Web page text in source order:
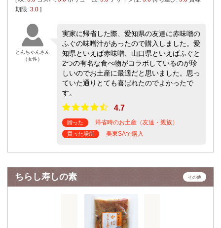
期限: 3.0 ]
とんちゃんさん
（女性）
実家に帰省した際、愛知県の友達に赤味噌の
ふぐの味噌汁があったので購入しました。愛
知県といえば赤味噌、山口県といえばふぐと
2つの有名な食べ物がコラボしているのが珍
しいのでお土産に最適だと思いました。思っ
ていた通りとても喜ばれたのでよかったで
す。
4.7
贈った 帰省時のお土産（友達・親族）
買った場所 美東SAで購入
ちらし寿しの素 その他